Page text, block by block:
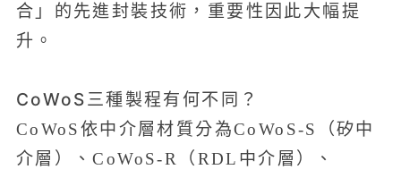
合」的先進封裝技術，重要性因此大幅提
升。
CoWoS三種製程有何不同？
CoWoS依中介層材質分為CoWoS-S（矽中
介層）、CoWoS-R（RDL中介層）、